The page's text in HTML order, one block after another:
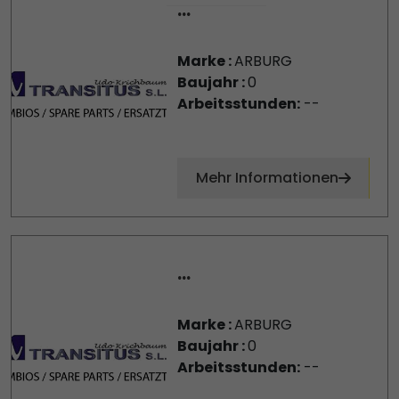
...
Marke :ARBURG
Baujahr :0
Arbeitsstunden:--
Mehr Informationen
...
Marke :ARBURG
Baujahr :0
Arbeitsstunden:--